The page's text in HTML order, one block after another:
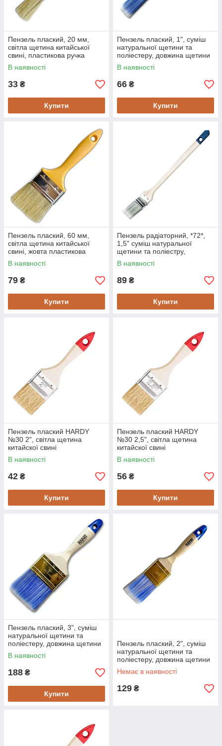
Пензель плаский, 20 мм,
світла щетина китайської
свині, пластикова ручка
HARDY Жовта
В наявності
33 ₴
Купити
Пензель плаский, 1", суміш
натуральної щетини та
поліестеру, довжина щетини
51 мм, дерев'яна ручка
HARDY
В наявності
66 ₴
Купити
Пензель плаский, 60 мм,
світла щетина китайської
свині, жовта пластикова
ручка HARDY
В наявності
79 ₴
Купити
Пензель радіаторний, *72*,
1,5" суміш натуральної
щетини та поліестру,
довжина 53 мм
В наявності
89 ₴
Купити
Пензель плаский HARDY
№30 2", світла щетина
китайскої свині
В наявності
42 ₴
Купити
Пензель плаский HARDY
№30 2,5", світла щетина
китайскої свині
В наявності
56 ₴
Купити
Пензель плаский, 3", суміш
натуральної щетини та
поліестеру, довжина щетини
76 мм, дерев'яна ручка
HARDY
В наявності
188 ₴
Купити
Пензель плаский, 2", суміш
натуральної щетини та
поліестеру, довжина щетини
63 мм, дерев'яна ручка
HARDY
Немає в наявності
129 ₴